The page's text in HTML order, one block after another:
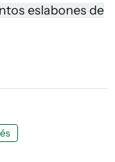
eslabones de